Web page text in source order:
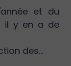
et du
il y en a de
des...